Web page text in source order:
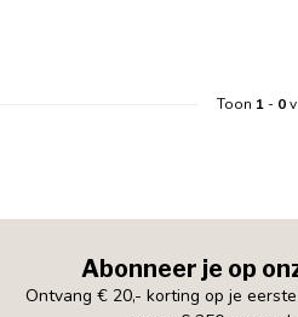
Toon 1- 0
Abonneer je op
Ontvang € 20,- korting op je